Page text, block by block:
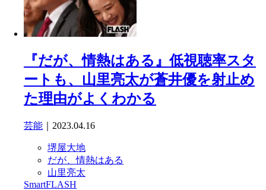
『だが、情熱はある』低視聴率スタ
ートも、山里亮太が蒼井優を射止め
た理由がよくわかる
芸能 ｜2023.04.16
堺屋大地
だが、情熱はある
山里亮太
SmartFLASH